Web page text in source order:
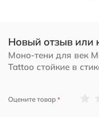
Новый отзыв или
Моно-тени для век
Tattoo стойкие в
Оцените товар